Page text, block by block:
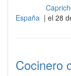
España | el 28
Cocinero